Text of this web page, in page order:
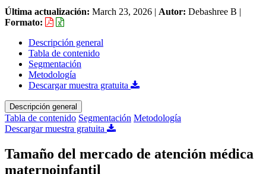
Última actualización: March 23, 2026 | Autor: Debashree B |
Formato:
Descripción general
Tabla de contenido
Segmentación
Metodología
Descargar muestra gratuita
Descripción general
Tabla de contenido Segmentación Metodología
Descargar muestra gratuita
Tamaño del mercado de atención médica
maternoinfantil